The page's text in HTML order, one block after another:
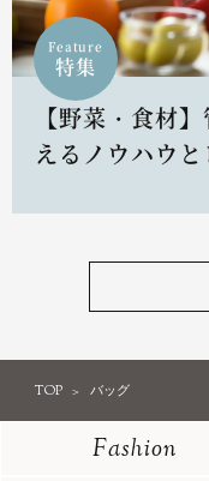
Feature
特集
【野菜・食材
えるノウハウ
TOP バッグ
Fashion